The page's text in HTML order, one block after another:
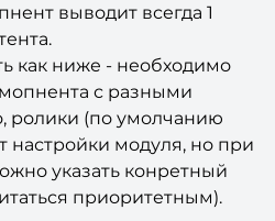
выводит всегда 1
как ниже - необходимо
с разными
ролики (по умолчанию
настройки модуля, но при
указать конретный
приоритетным).